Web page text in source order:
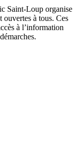
Saint-Loup organise
ouvertes à tous. Ces
à l’information
démarches.